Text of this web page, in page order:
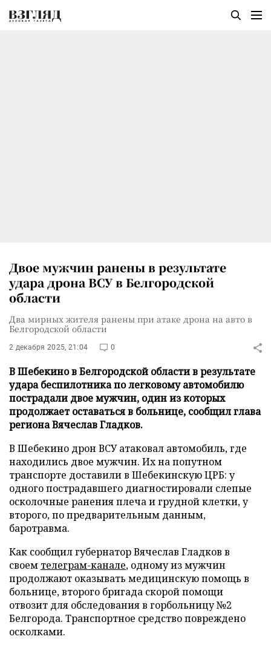
Двое мужчин ранены в результате
удара дрона ВСУ в Белгородской
области
Два мирных жителя ранены при атаке дрона на авто в
Белгородской области
2 декабря 2025, 21:04 0
В Шебекино в Белгородской области в результате
удара беспилотника по легковому автомобилю
пострадали двое мужчин, один из которых
продолжает оставаться в больнице, сообщил глава
региона Вячеслав Гладков.
В Шебекино дрон ВСУ атаковал автомобиль, где
находились двое мужчин. Их на попутном
транспорте доставили в Шебекинскую ЦРБ: у
одного пострадавшего диагностировали слепые
осколочные ранения плеча и грудной клетки, у
второго, по предварительным данным,
баротравма.
Как сообщил губернатор Вячеслав Гладков в
своем телеграм-канале, одному из мужчин
продолжают оказывать медицинскую помощь в
больнице, второго бригада скорой помощи
отвозит для обследования в горбольницу №2
Белгорода. Транспортное средство повреждено
осколками.